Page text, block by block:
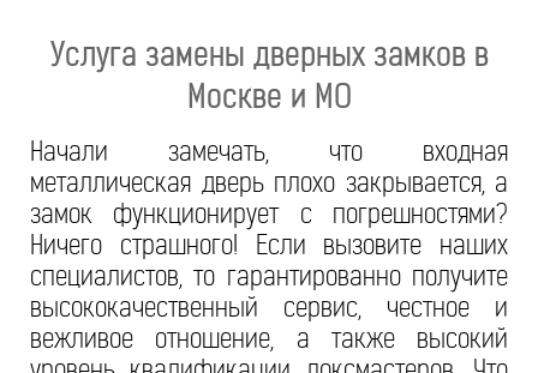
Услуга замены дверных замков в
Москве и МО
Начали замечать, что входная
металлическая дверь плохо закрывается, а
замок функционирует с погрешностями?
Ничего страшного! Если вызовите наших
специалистов, то гарантированно получите
высококачественный сервис, честное и
вежливое отношение, а также высокий